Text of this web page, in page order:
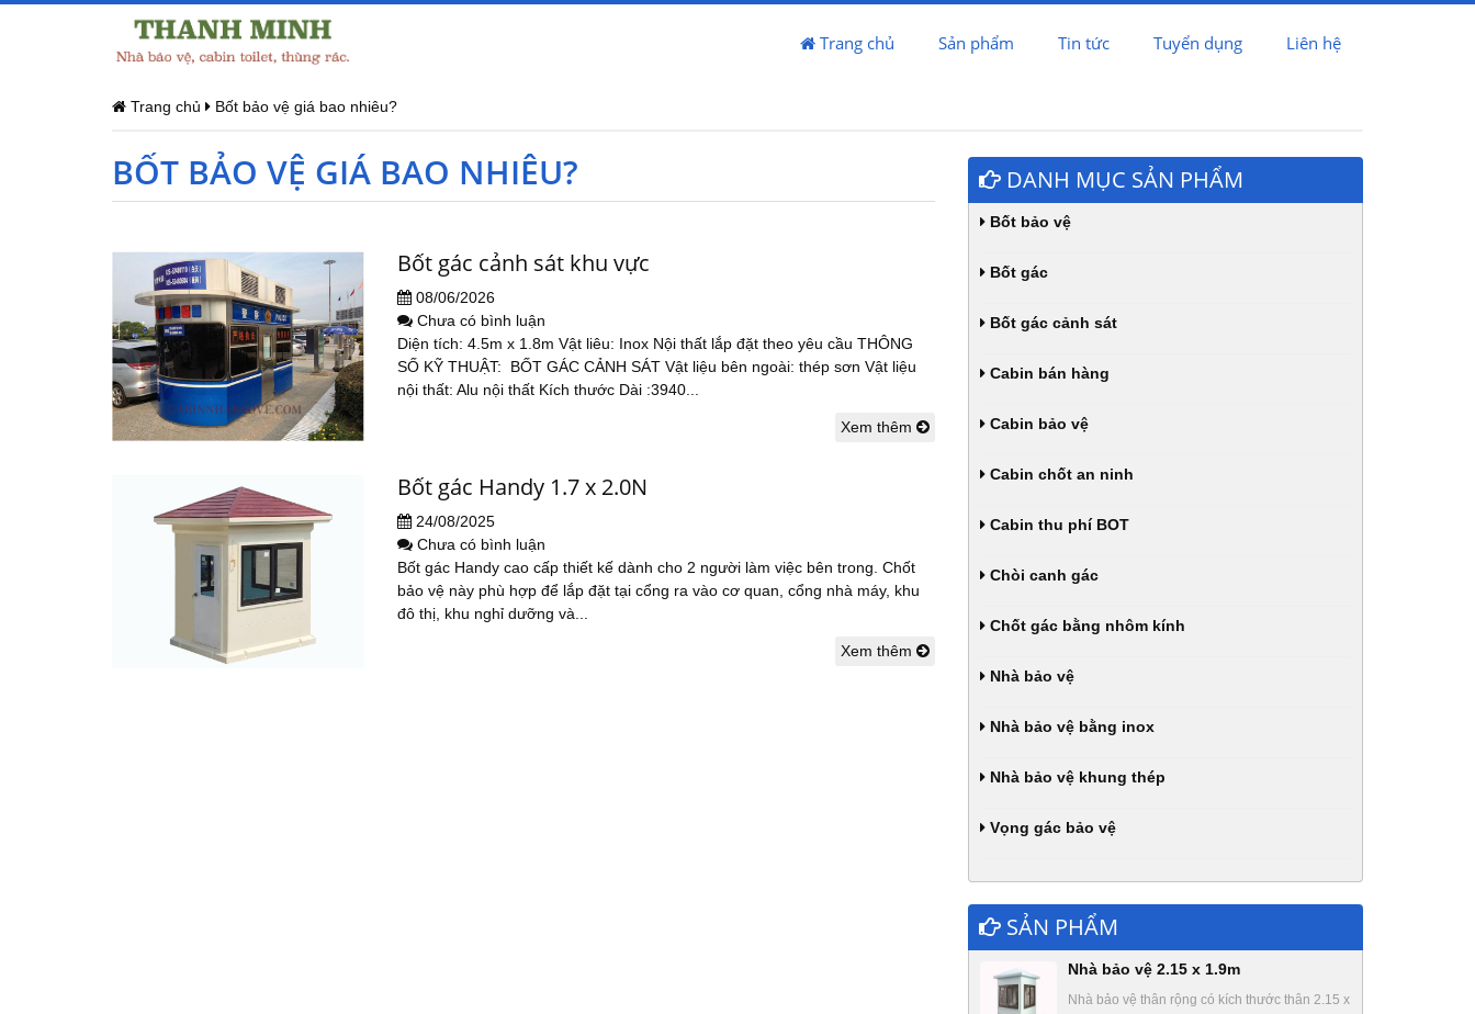
Trang chủ Sản phẩm Tin tức Tuyển dụng Liên hệ
Trang chủ Bốt bảo vệ giá bao nhiêu?
BỐT BẢO VỆ GIÁ BAO NHIÊU?
Bốt gác cảnh sát khu vực
08/06/2026
Chưa có bình luận
Diện tích: 4.5m x 1.8m Vật liêu: Inox Nội thất lắp đặt theo yêu cầu THÔNG
SỐ KỸ THUẬT: BỐT GÁC CẢNH SÁT Vật liệu bên ngoài: thép sơn Vật liệu
nội thất: Alu nội thất Kích thước Dài :3940...
Xem thêm
Bốt gác Handy 1.7 x 2.0N
24/08/2025
Chưa có bình luận
Bốt gác Handy cao cấp thiết kế dành cho 2 người làm việc bên trong. Chốt
bảo vệ này phù hợp để lắp đặt tại cổng ra vào cơ quan, cổng nhà máy, khu
đô thị, khu nghỉ dưỡng và...
Xem thêm
DANH MỤC SẢN PHẨM
Bốt bảo vệ
Bốt gác
Bốt gác cảnh sát
Cabin bán hàng
Cabin bảo vệ
Cabin chốt an ninh
Cabin thu phí BOT
Chòi canh gác
Chốt gác bằng nhôm kính
Nhà bảo vệ
Nhà bảo vệ bằng inox
Nhà bảo vệ khung thép
Vọng gác bảo vệ
SẢN PHẨM
Nhà bảo vệ 2.15 x 1.9m
Nhà bảo vệ thân rộng có kích thước thân 2.15 x